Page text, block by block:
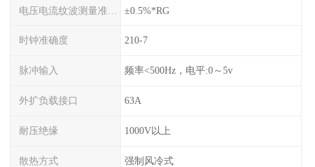
±0.5%*RG
时钟准确度 210-7
脉冲输入 频率<500Hz，电平:0～5v
外扩负载接口 63A
耐压绝缘 1000V以上
散热方式 强制风冷式